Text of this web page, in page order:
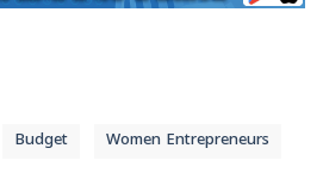
Budget Women Entrepreneurs